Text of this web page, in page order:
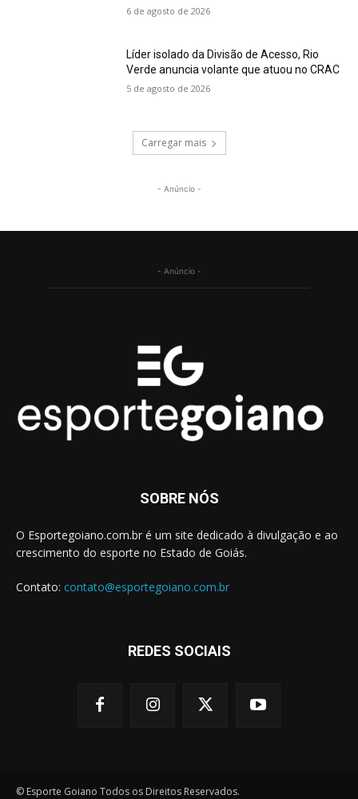
6 de agosto de 2026
Líder isolado da Divisão de Acesso, Rio
Verde anuncia volante que atuou no CRAC
5 de agosto de 2026
Carregar mais
- Anúncio -
- Anúncio -
SOBRE NÓS
O Esportegoiano.com.br é um site dedicado à divulgação e ao
crescimento do esporte no Estado de Goiás.
Contato: contato@esportegoiano.com.br
REDES SOCIAIS
© Esporte Goiano Todos os Direitos Reservados.